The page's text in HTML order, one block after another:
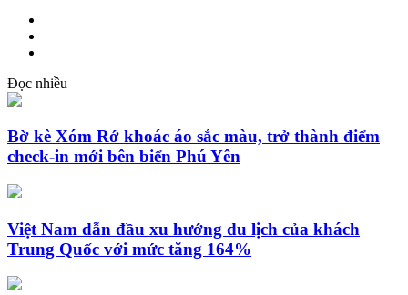
Đọc nhiều
Bờ kè Xóm Rớ khoác áo sắc màu, trở thành điểm
check-in mới bên biển Phú Yên
Việt Nam dẫn đầu xu hướng du lịch của khách
Trung Quốc với mức tăng 164%